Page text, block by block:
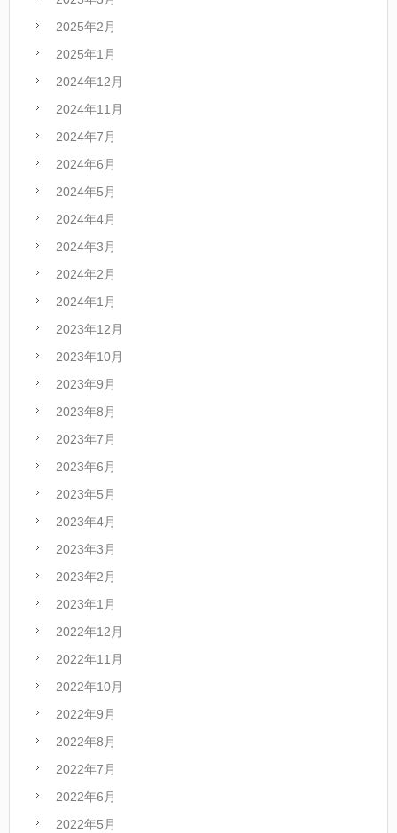
2025年2月
2025年1月
2024年12月
2024年11月
2024年7月
2024年6月
2024年5月
2024年4月
2024年3月
2024年2月
2024年1月
2023年12月
2023年10月
2023年9月
2023年8月
2023年7月
2023年6月
2023年5月
2023年4月
2023年3月
2023年2月
2023年1月
2022年12月
2022年11月
2022年10月
2022年9月
2022年8月
2022年7月
2022年6月
2022年5月